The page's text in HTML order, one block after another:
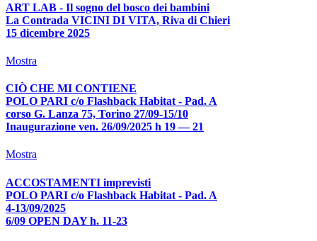
ART LAB - Il sogno del bosco dei bambini
La Contrada VICINI DI VITA, Riva di Chieri
15 dicembre 2025
Mostra
CIÒ CHE MI CONTIENE
POLO PARI c/o Flashback Habitat - Pad. A
corso G. Lanza 75, Torino 27/09-15/10
Inaugurazione ven. 26/09/2025 h 19 — 21
Mostra
ACCOSTAMENTI imprevisti
POLO PARI c/o Flashback Habitat - Pad. A
4-13/09/2025
6/09 OPEN DAY h. 11-23